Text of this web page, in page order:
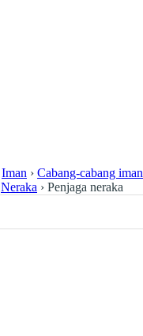
Iman › Cabang-cabang iman
Neraka › Penjaga neraka